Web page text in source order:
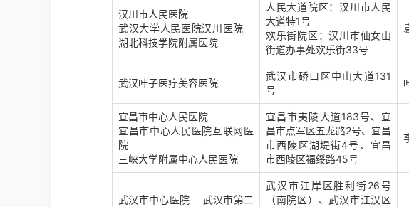
汉川市人民医院
武汉大学人民医院汉川医院
湖北科技学院附属医院
人民大道院区：汉川市人民
大道特1号
欢乐街院区：汉川市仙女山
街道办事处欢乐街33号
武汉叶子医疗美容医院
武汉市硚口区中山大道131
号
宜昌市中心人民医院
宜昌市中心人民医院互联网医
院
三峡大学附属中心人民医院
宜昌市夷陵大道183号、宜
昌市点军区五龙路2号、宜昌
市西陵区湖堤街4号、宜昌
市西陵区福绥路45号
武汉市中心医院 武汉市第二
武汉市江岸区胜利街26号
（南院区）、武汉市江汉区